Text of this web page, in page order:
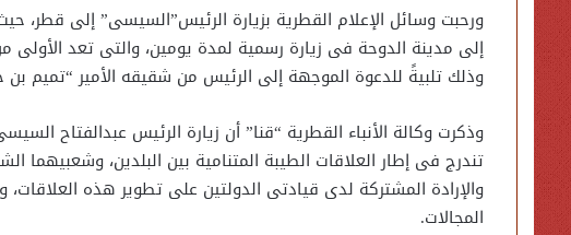
ورحبت وسائل الإعلام القطرية بزيارة الرئيس”السيسى” إلى قطر،
إلى مدينة الدوحة فى زيارة رسمية لمدة يومين، والتى تعد
وذلك تلبيةً للدعوة الموجهة إلى الرئيس من شقيقه الأمير “تميم
وذكرت وكالة الأنباء القطرية “قنا” أن زيارة الرئيس عبدالفتاح
تندرج فى إطار العلاقات الطيبة المتنامية بين البلدين، وشعبيهما
والإرادة المشتركة لدى قيادتى الدولتين على تطوير هذه
المجالات.